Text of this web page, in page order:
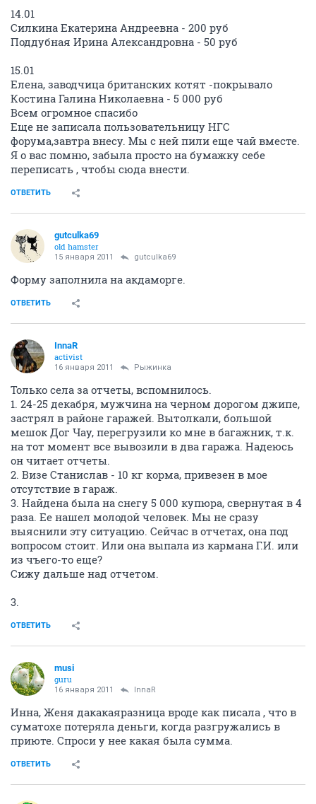
14.01
Силкина Екатерина Андреевна - 200 руб
Поддубная Ирина Александровна - 50 руб
15.01
Елена, заводчица британских котят -покрывало
Костина Галина Николаевна - 5 000 руб
Всем огромное спасибо
Еще не записала пользовательницу НГС
форума,завтра внесу. Мы с ней пили еще чай вместе.
Я о вас помню, забыла просто на бумажку себе
переписать , чтобы сюда внести.
ОТВЕТИТЬ
gutculka69
old hamster
15 января 2011 gutculka69
Форму заполнила на акдаморге.
ОТВЕТИТЬ
InnaR
activist
16 января 2011 Рыжинка
Только села за отчеты, вспомнилось.
1. 24-25 декабря, мужчина на черном дорогом джипе,
застрял в районе гаражей. Вытолкали, большой
мешок Дог Чау, перегрузили ко мне в багажник, т.к.
на тот момент все вывозили в два гаража. Надеюсь
он читает отчеты.
2. Визе Станислав - 10 кг корма, привезен в мое
отсутствие в гараж.
3. Найдена была на снегу 5 000 купюра, свернутая в 4
раза. Ее нашел молодой человек. Мы не сразу
выяснили эту ситуацию. Сейчас в отчетах, она под
вопросом стоит. Или она выпала из кармана Г.И. или
из чъего-то еще?
Сижу дальше над отчетом.
3.
ОТВЕТИТЬ
musi
guru
16 января 2011 InnaR
Инна, Женя дакакаяразница вроде как писала , что в
суматохе потеряла деньги, когда разгружались в
приюте. Спроси у нее какая была сумма.
ОТВЕТИТЬ